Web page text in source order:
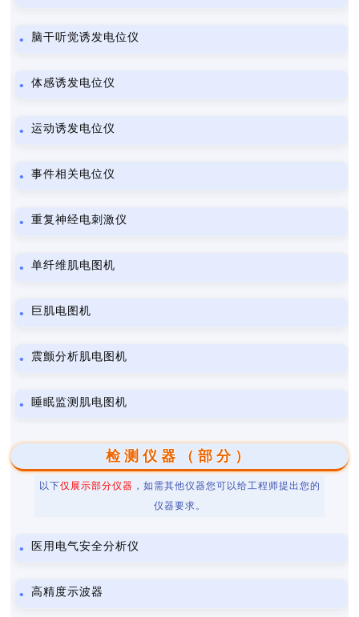
脑干听觉诱发电位仪
体感诱发电位仪
运动诱发电位仪
事件相关电位仪
重复神经电刺激仪
单纤维肌电图机
巨肌电图机
震颤分析肌电图机
睡眠监测肌电图机
检测仪器（部分）
以下仅展示部分仪器 ，如需其他仪器您可以给工程师提出您的
仪器要求。
医用电气安全分析仪
高精度示波器